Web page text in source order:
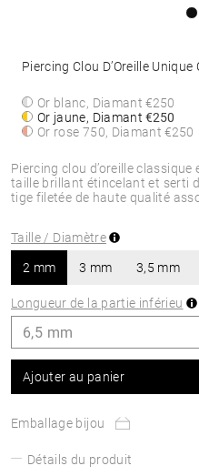
Piercing clou d’oreille
taille brillant étincelant et serti
tige filetée de haute qualité
Piercing Clou D’Oreille
Or blanc, Diamant€250
Or jaune, Diamant€250
Or rose 750, Diamant€250
Taille / Diamètre
2 mm 3 mm 3,5 mm
Longueur de la partie inférieu
Ajouter au panier
Emballage bijou
Détails du produit